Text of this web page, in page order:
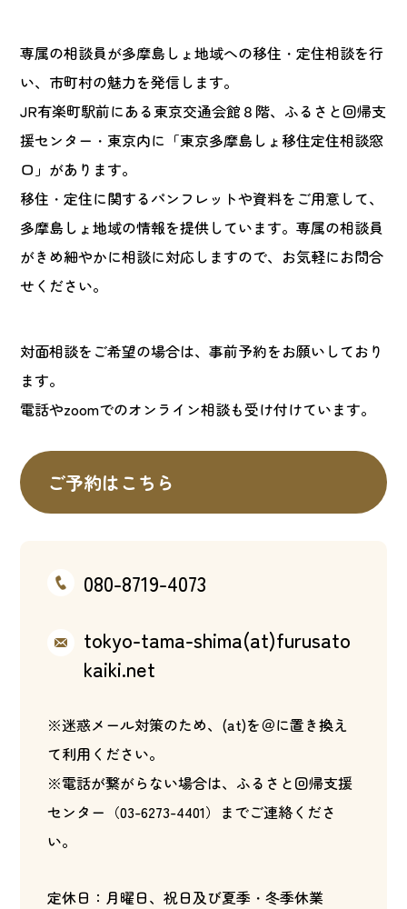
専属の相談員が多摩島しょ地域への移住・定住相談を行
い、市町村の魅力を発信します。
JR有楽町駅前にある東京交通会館８階、ふるさと回帰支
援センター・東京内に「東京多摩島しょ移住定住相談窓
口」があります。
移住・定住に関するパンフレットや資料をご用意して、
多摩島しょ地域の情報を提供しています。専属の相談員
がきめ細やかに相談に対応しますので、お気軽にお問合
せください。
対面相談をご希望の場合は、事前予約をお願いしており
ます。
電話やzoomでのオンライン相談も受け付けています。
ご予約はこちら
080-8719-4073
tokyo-tama-shima(at)furusato
kaiki.net
※迷惑メール対策のため、(at)を＠に置き換え
て利用ください。
※電話が繋がらない場合は、ふるさと回帰支援
センター（03-6273-4401）までご連絡くださ
い。
定休日：月曜日、祝日及び夏季・冬季休業